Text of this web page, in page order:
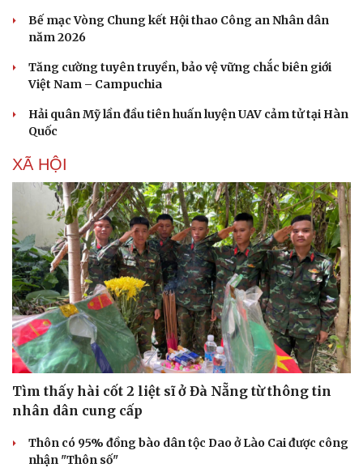
Làm đẹp - giảm cân
Phòng mạch online
Bế mạc Vòng Chung kết Hội thao Công an Nhân dân
năm 2026
Tăng cường tuyên truyền, bảo vệ vững chắc biên giới
Việt Nam – Campuchia
Hải quân Mỹ lần đầu tiên huấn luyện UAV cảm tử tại Hàn
Quốc
XÃ HỘI
Tìm thấy hài cốt 2 liệt sĩ ở Đà Nẵng từ thông tin
nhân dân cung cấp
Thôn có 95% đồng bào dân tộc Dao ở Lào Cai được công
nhận "Thôn số"